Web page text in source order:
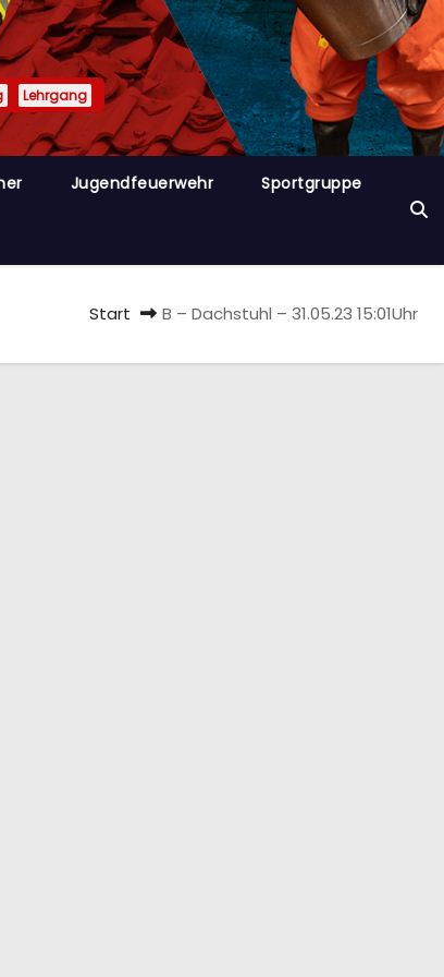
Lehrgang
Jugendfeuerwehr Sportgruppe
Start B – Dachstuhl – 31.05.23 15:01Uhr